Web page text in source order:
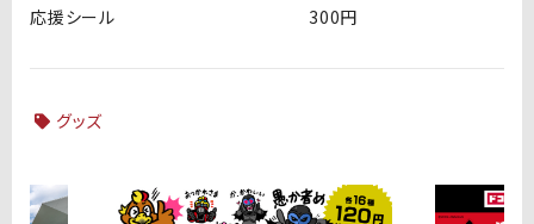
応援シール
300円
グッズ